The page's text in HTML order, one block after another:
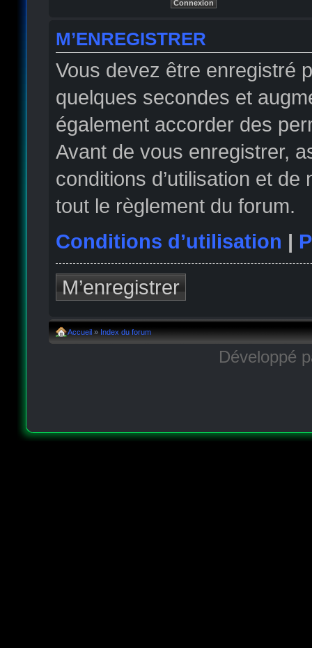
M’ENREGISTRER
Vous devez être enregistré
quelques secondes et
également accorder des
Avant de vous enregistrer,
conditions d’utilisation et
tout le règlement du forum.
Conditions d’utilisation |
M’enregistrer
Accueil » Index du forum
Développé